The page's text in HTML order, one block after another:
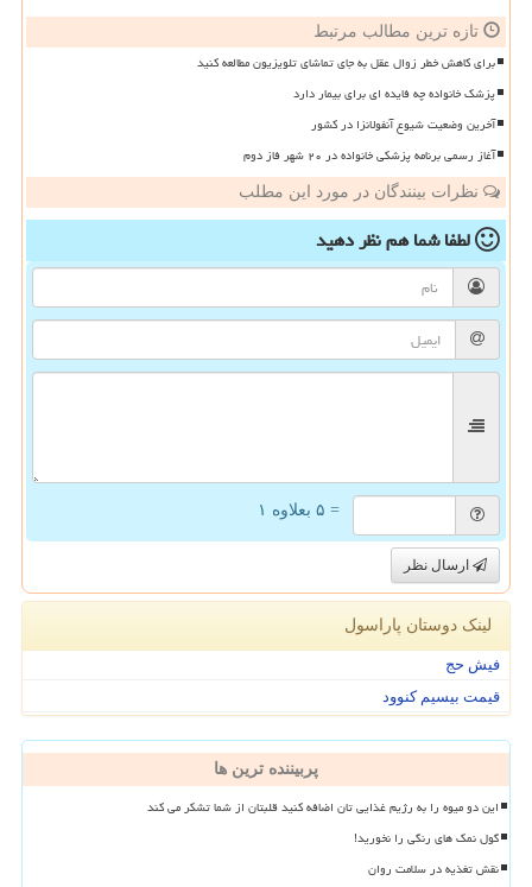
تازه ترین مطالب مرتبط
برای کاهش خطر زوال عقل به جای تماشای تلویزیون مطالعه کنید
پزشک خانواده چه فایده ای برای بیمار دارد
آخرین وضعیت شیوع آنفولانزا در کشور
آغاز رسمی برنامه پزشکی خانواده در ۲۰ شهر فاز دوم
نظرات بینندگان در مورد این مطلب
لطفا شما همنظر دهید
= ۵ بعلاوه ۱
ارسال نظر
لینک دوستان پاراسول
فیش حج
قیمت بیسیم کنوود
پربیننده ترین ها
این دو میوه را به رژیم غذایی تان اضافه کنید قلبتان از شما تشکر می کند
گول نمک های رنگی را نخورید!
نقش تغذیه در سلامت روان